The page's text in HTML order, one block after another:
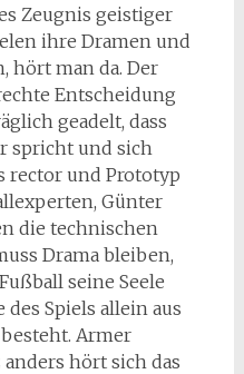
Zeugnis geistiger
ihre Dramen und
hört man da. Der
Entscheidung
geadelt, dass
spricht und sich
rector und Prototyp
Günter
die technischen
Drama bleiben,
seine Seele
des Spiels allein aus
Armer
anders hört sich das